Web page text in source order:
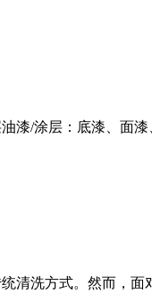
/涂层：底漆、面
清洗方式。然而，